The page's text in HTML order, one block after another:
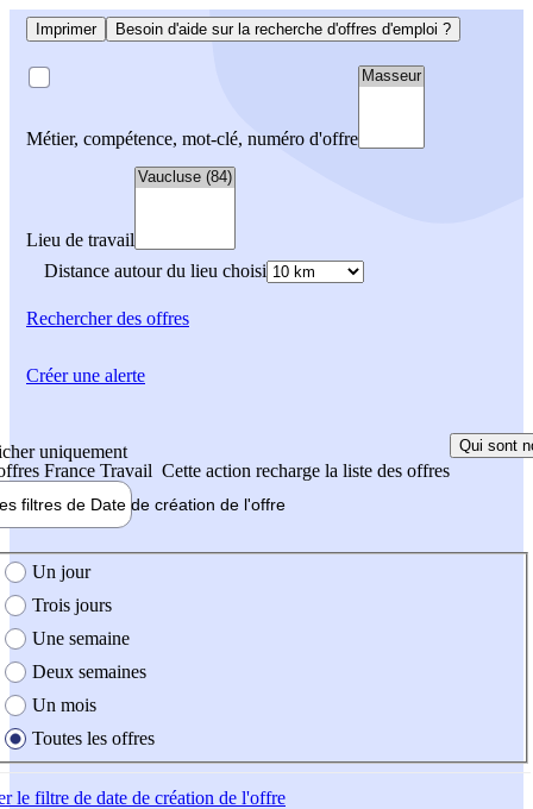
Imprimer Besoin d'aide sur la recherche d'offres d'emploi ?
Métier, compétence, mot-clé, numéro d'offre
Lieu de travail
Distance autour du lieu choisi
Rechercherdes offres
uniquement
France Travail Cette action recharge la liste des offres
Qui sont
filtres de Date de création de l'offre
création de l'offre
Un jour
Trois jours
Une semaine
Deux semaines
Un mois
Toutes les offres
le filtre de date de création de l'offre
Créer une alerte